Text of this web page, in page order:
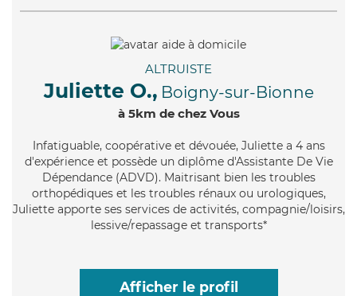
ALTRUISTE
Juliette O., Boigny-sur-Bionne
à 5km de chez Vous
Infatiguable, coopérative et dévouée, Juliette a 4 ans
d'expérience et possède un diplôme d'Assistante De Vie
Dépendance (ADVD). Maitrisant bien les troubles
orthopédiques et les troubles rénaux ou urologiques,
Juliette apporte ses services de activités, compagnie/loisirs,
lessive/repassage et transports*
Afficher le profil